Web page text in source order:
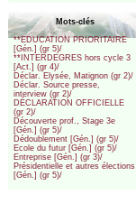
Mots-clés
**EDUCATION PRIORITAIRE
[Gén.] (gr 5)/
**INTERDEGRES hors cycle 3
[Act.] (gr 4)/
Déclar. Elysée, Matignon (gr 2)/
Déclar. Source presse,
interview (gr 2)/
DÉCLARATION OFFICIELLE
(gr 2)/
Découverte prof., Stage 3e
[Gén.] (gr 5)/
Dédoublement [Gén.] (gr 5)/
Ecole du futur [Gén.] (gr 5)/
Entreprise [Gén.] (gr 3)/
Présidentielle et autres élections
[Gén.] (gr 5)/